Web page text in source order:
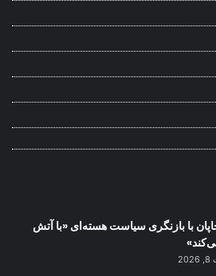
با بازنگری سیاست هسته‌ای «با آتش